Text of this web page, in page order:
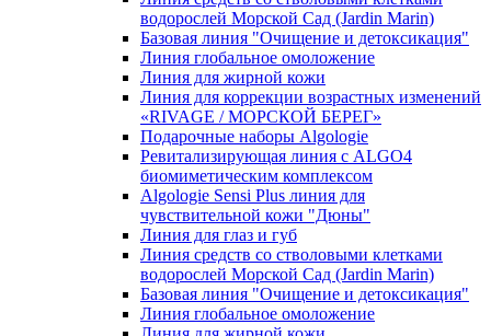
водорослей Морской Сад (Jardin Marin)
Базовая линия "Очищение и детоксикация"
Линия глобальное омоложение
Линия для жирной кожи
Линия для коррекции возрастных изменений
«RIVAGE / МОРСКОЙ БЕРЕГ»
Подарочные наборы Algologie
Ревитализирующая линия с ALGO4
биомиметическим комплексом
Algologie Sensi Plus линия для
чувcтвительной кожи "Дюны"
Линия для глаз и губ
Линия средств со стволовыми клетками
водорослей Морской Сад (Jardin Marin)
Базовая линия "Очищение и детоксикация"
Линия глобальное омоложение